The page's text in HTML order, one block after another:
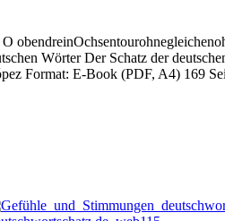
Wörter Der Schatz der
Format: E-Book (PDF, A4) 169